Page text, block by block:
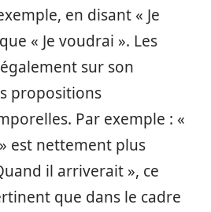
en disant « Je
« Je voudrai ». Les
sur son
propositions
Par exemple : «
est nettement plus
il arriverait », ce
que dans le cadre